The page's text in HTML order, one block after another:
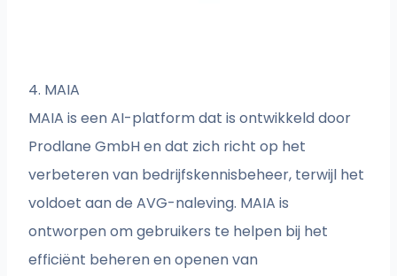
4. MAIA
MAIA is een AI-platform dat is ontwikkeld door
Prodlane GmbH en dat zich richt op het
verbeteren van bedrijfskennisbeheer, terwijl het
voldoet aan de AVG-naleving. MAIA is
ontworpen om gebruikers te helpen bij het
efficiënt beheren en openen van